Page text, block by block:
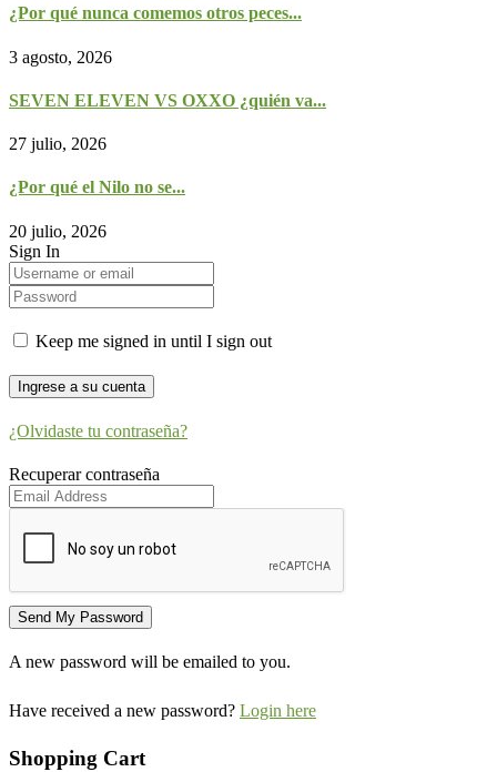
¿Por qué nunca comemos otros peces...
3 agosto, 2026
SEVEN ELEVEN VS OXXO ¿quién va...
27 julio, 2026
¿Por qué el Nilo no se...
20 julio, 2026
Sign In
Keep me signed in until I sign out
¿Olvidaste tu contraseña?
Recuperar contraseña
A new password will be emailed to you.
Have received a new password? Login here
Shopping Cart